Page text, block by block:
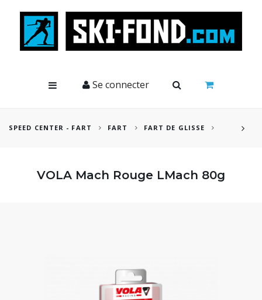
Se connecter
SPEED CENTER - FART FART FART DE GLISSE
VOLA Mach Rouge LMach 80g